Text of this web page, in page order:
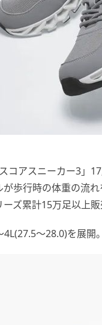
コアスニーカー3」
歩行時の体重の流
ズ累計15万足以上販
～28.0)を展開